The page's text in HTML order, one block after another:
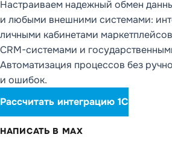
О компании
Партнеры, клиенты,
отзывы и контакты
Новости
Статьи
РАЗДЕЛ САЙТА
Продукты
1С и DD FLOW
Настраиваем надежный обмен
и любыми внешними системами:
личными кабинетами
CRM-системами и
Автоматизация процессов без
и ошибок.
Рассчи­тать инте­грацию 1С
НАПИСАТЬ В MAX